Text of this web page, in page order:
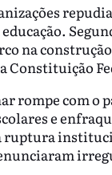
na
Constituição
rompe com o
e
ruptura